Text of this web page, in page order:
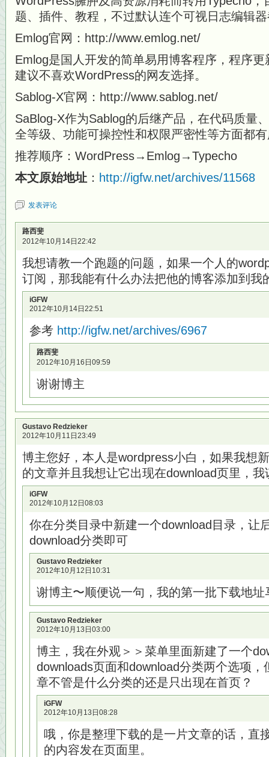
题、插件、教程，不过默认连个可视日志编辑
Emlog官网：http://www.emlog.net/
Emlog是国人开发的简单易用博客程序，程序
建议不喜欢WordPress的网友选择。
Sablog-X官网：http://www.sablog.net/
SaBlog-X作为Sablog的后继产品，在代码质量
全等级、功能可操控性和权限严密性等方面都
推荐顺序：WordPress→Emlog→Typecho
本文原始地址 ： http://igfw.net/archives/11568
发表评论
路西斐
2012年10月14日22:42
我想请教一个跑题的问题，如果一个人的
订阅，那我能有什么办法把他的博客添加到我
iGFW
2012年10月14日22:51
参考 http://igfw.net/archives/6967
路西斐
2012年10月16日09:59
谢谢博主
Gustavo Redzieker
2012年10月11日23:49
博主您好，本人是wordpress小白，如果我想
的文章并且我想让它出现在download页里，我
iGFW
2012年10月12日08:03
你在分类目录中新建一个download目录，让
download分类即可
Gustavo Redzieker
2012年10月12日10:31
谢博主〜顺便说一句，我的第一批下载地
Gustavo Redzieker
2012年10月13日03:00
博主，我在外观＞＞菜单里面新建了一个
downloads页面和download分类两个选项
章不管是什么分类的还是只出现在首页？
iGFW
2012年10月13日08:28
哦，你是整理下载的是一片文章的话，直
的内容发在页面里。